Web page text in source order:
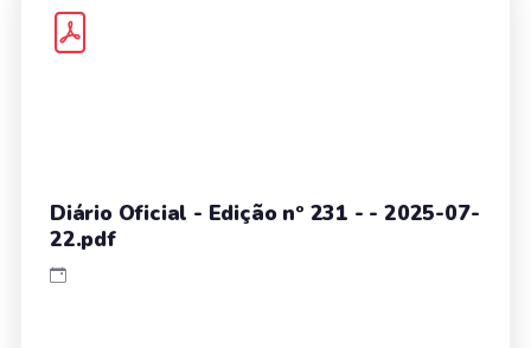
Diário Oficial - Edição nº 231 - - 2025-07-
22.pdf